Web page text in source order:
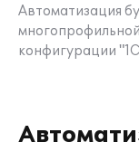
Автоматизация
конфигурации